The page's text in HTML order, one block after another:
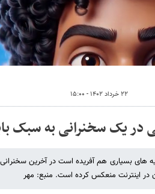
۲۲ خرداد ۱۴۰۲ - ۱۵:۰۰
در یک سخنرانی به سبک
های بسیاری هم آفریده است در آخرین سخنرانی
در اینترنت منعکس کرده است. منبع: مهر